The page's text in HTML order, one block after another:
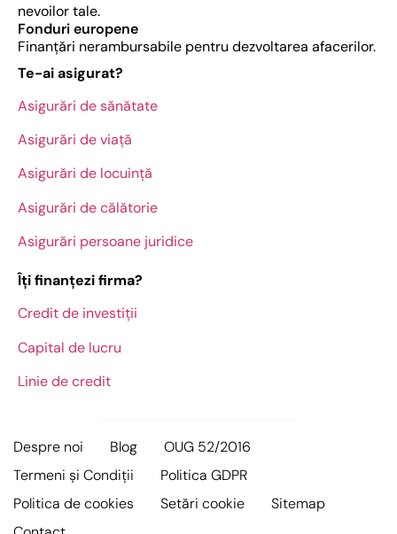
nevoilor tale.
Fonduri europene
Finanțări nerambursabile pentru dezvoltarea afacerilor.
Te-ai asigurat?
Asigurări de sănătate
Asigurări de viață
Asigurări de locuință
Asigurări de călătorie
Asigurări persoane juridice
Îți finanțezi firma?
Credit de investiții
Capital de lucru
Linie de credit
Despre noi Blog
OUG 52/2016
Termeni și Condiții
Politica GDPR
Politica de cookies
Setări cookie
Sitemap